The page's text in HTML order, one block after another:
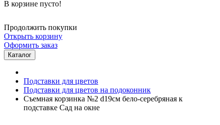
В корзине пусто!
Продолжить покупки
Открыть корзину
Оформить заказ
Каталог
Подставки для цветов
Подставки для цветов на подоконник
Съемная корзинка №2 d19см бело-серебряная к
подставке Сад на окне